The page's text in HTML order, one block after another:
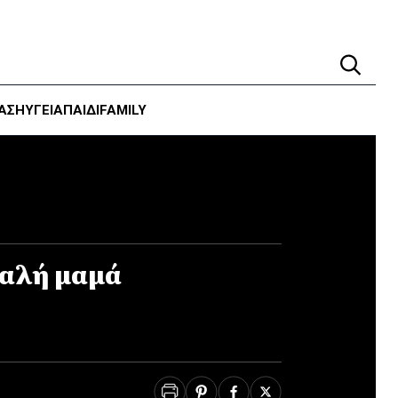
ΥΓΕΊΑΠΑΙΔΙFAMILY
μαμά